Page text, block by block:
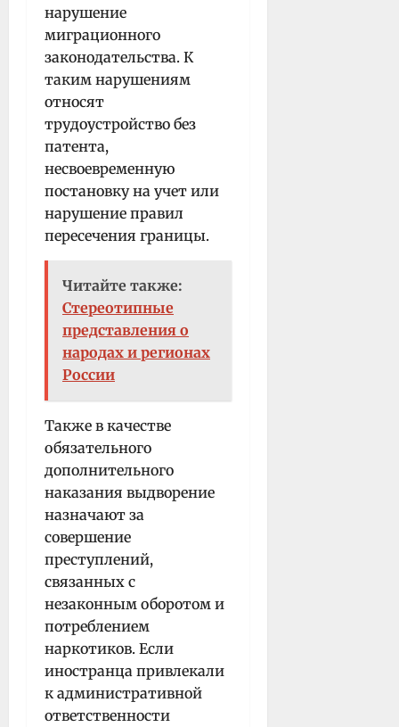
нарушение
миграционного
законодательства. К
таким нарушениям
относят
трудоустройство без
патента,
несвоевременную
постановку на учет или
нарушение правил
пересечения границы.
Читайте также:
Стереотипные
представления о
народах и регионах
России
Также в качестве
обязательного
дополнительного
наказания выдворение
назначают за
совершение
преступлений,
связанных с
незаконным оборотом и
потреблением
наркотиков. Если
иностранца привлекали
к административной
ответственности